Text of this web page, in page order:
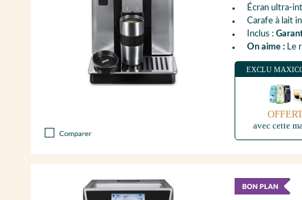
Écran ultra-
Carafe à lait
Inclus :
On aime : Le
EXCLU
avec cette